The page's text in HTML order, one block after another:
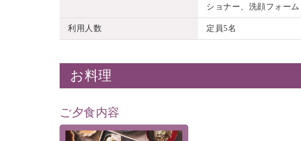
ショナー、洗顔フォーム
利用人数 定員5名
お料理
ご夕食内容